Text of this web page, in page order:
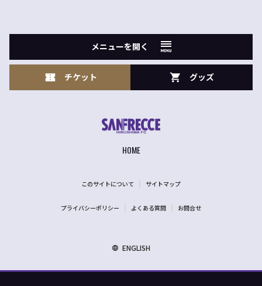
メニューを開く
チケット グッズ
HOME
このサイトについて サイトマップ
プライバシーポリシー よくある質問 お問合せ
ENGLISH